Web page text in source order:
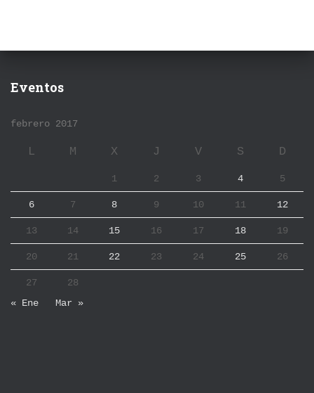
Eventos
febrero 2017
L M X J V S D
1 2 3 4 5
6 7 8 9 10 11 12
13 14 15 16 17 18 19
20 21 22 23 24 25 26
27
28
« Ene
Mar »